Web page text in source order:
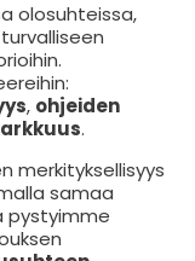
olosuhteissa,
, ohjeiden
.
merkityksellisyys
samaa
pystyimme